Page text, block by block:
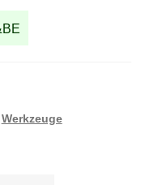
Werkzeuge